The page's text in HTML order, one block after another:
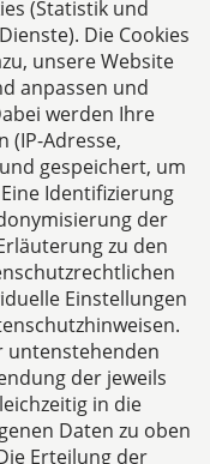
(Statistik und
Die Cookies
unsere Website
anpassen und
werden Ihre
(IP-Adresse,
gespeichert, um
Identifizierung
der
zu den
Einstellungen
untenstehenden
der jeweils
in die
Daten zu oben
Erteilung der